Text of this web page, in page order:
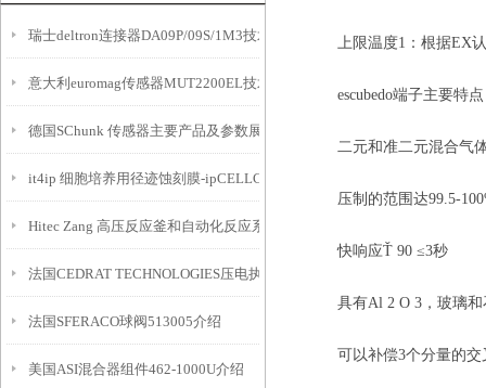
瑞士deltron连接器DA09P/09S/1M3技术参数
意大利euromag传感器MUT2200EL技术参数
德国SChunk 传感器主要产品及参数展示
it4ip 细胞培养用径迹蚀刻膜-ipCELLCULRURE
Hitec Zang 高压反应釜和自动化反应系统
法国CEDRAT TECHNOLOGIES压电执行器PPA10M介绍
法国SFERACO球阀513005介绍
美国ASI混合器组件462-1000U介绍
上限温度1：根据EX认
escubedo端子主要特点
二元和准二元混合气体
压制的范围达99.5-
快响应Ť 90 ≤3秒
具有Al 2 O 3，玻璃和
可以补偿3个分量的交